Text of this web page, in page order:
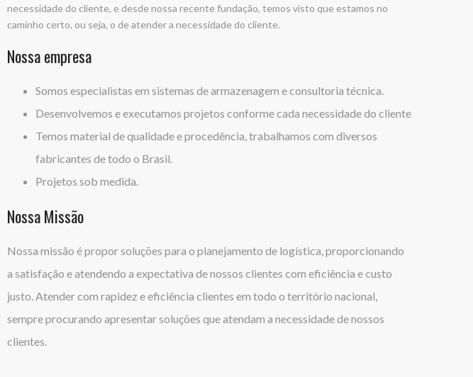
necessidade do cliente, e desde nossa recente fundação, temos visto que estamos no
caminho certo, ou seja, o de atender a necessidade do cliente.
Nossa empresa
Somos especialistas em sistemas de armazenagem e consultoria técnica.
Desenvolvemos e executamos projetos conforme cada necessidade do cliente
Temos material de qualidade e procedência, trabalhamos com diversos
fabricantes de todo o Brasil.
Projetos sob medida.
Nossa Missão
Nossa missão é propor soluções para o planejamento de logística, proporcionando
a satisfação e atendendo a expectativa de nossos clientes com eficiência e custo
justo. Atender com rapidez e eficiência clientes em todo o território nacional,
sempre procurando apresentar soluções que atendam a necessidade de nossos
clientes.